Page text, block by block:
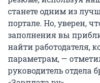
станете одним из
портале. Но, уверен,
заполнения вы
найти работодателя,
параметрам, —
руководитель отдела